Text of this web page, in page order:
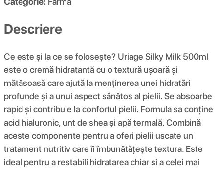
Descriere
Ce este și la ce se folosește? Uriage Silky Milk 500ml
este o cremă hidratantă cu o textură ușoară și
mătăsoasă care ajută la menținerea unei hidratări
profunde și a unui aspect sănătos al pielii. Se absoarbe
rapid și contribuie la confortul pielii. Formula sa conține
acid hialuronic, unt de shea și apă termală. Combină
aceste componente pentru a oferi pielii uscate un
tratament nutritiv care îi îmbunătățește textura. Este
ideal pentru a restabili hidratarea chiar și a celei mai